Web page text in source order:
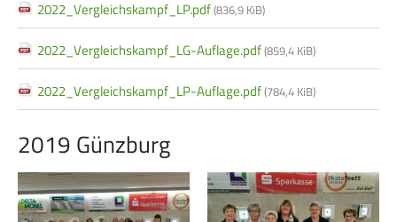
2022_Vergleichskampf_LP.pdf(836,9 KiB)
2022_Vergleichskampf_LG-Auflage.pdf(859,4 KiB)
2022_Vergleichskampf_LP-Auflage.pdf(784,4 KiB)
2019 Günzburg